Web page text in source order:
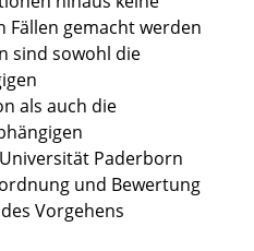
Fällen gemacht werden
sind sowohl die
als auch die
Paderborn
und Bewertung
Vorgehens